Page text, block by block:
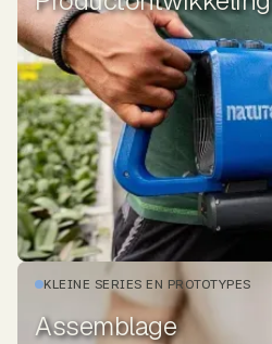
KLEINE SERIES EN PROTOTYPES
Assemblage